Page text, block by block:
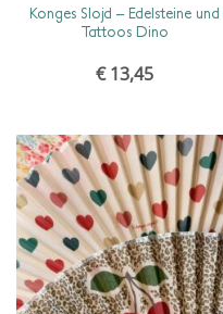
Konges Slojd – Edelsteine und
Tattoos Dino
€13,45